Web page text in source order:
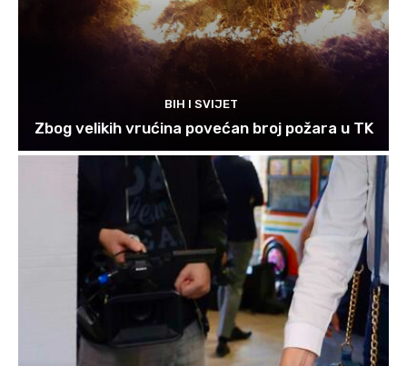
BIH I SVIJET
Zbog velikih vrućina povećan broj požara u TK